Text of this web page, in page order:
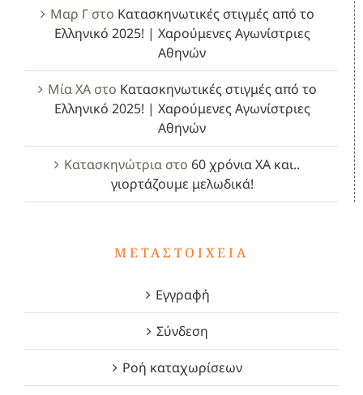
Μαρ Γστο Κατασκηνωτικές στιγμές από το
Ελληνικό 2025! | Χαρούμενες Αγωνίστριες
Αθηνών
Μία ΧΑστο Κατασκηνωτικές στιγμές από το
Ελληνικό 2025! | Χαρούμενες Αγωνίστριες
Αθηνών
Κατασκηνώτρια στο 60 χρόνια ΧΑ και..
γιορτάζουμε μελωδικά!
ΜΕΤΑΣΤΟΙΧΕΊΑ
Εγγραφή
Σύνδεση
Ροή καταχωρίσεων